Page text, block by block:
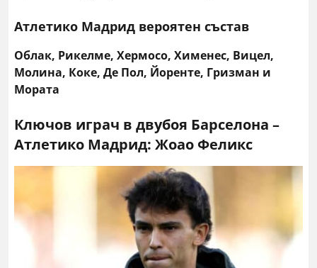
Атлетико Мадрид вероятен състав
Облак, Рикелме, Хермосо, Хименес, Вицел,
Молина, Коке, Де Пол, Йоренте, Гризман и
Мората
Ключов играч в двубоя Барселона –
Атлетико Мадрид: Жоао Феликс